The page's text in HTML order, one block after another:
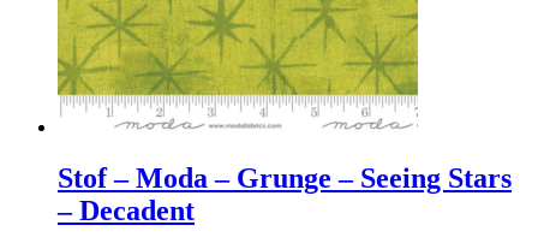
Stof – Moda – Grunge – Seeing Stars
– Decadent